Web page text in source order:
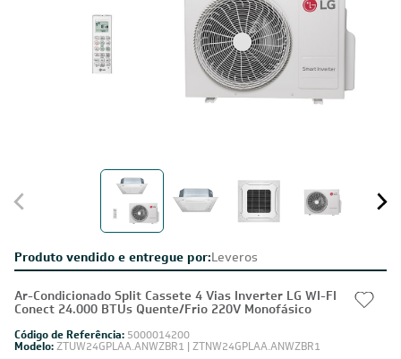
Produto vendido e entregue por:Leveros
Ar-Condicionado Split Cassete 4 Vias Inverter LG WI-FI
Conect 24.000 BTUs Quente/Frio 220V Monofásico
Código de Referência: 5000014200
Modelo:ZTUW24GPLAA.ANWZBR1 | ZTNW24GPLAA.ANWZBR1